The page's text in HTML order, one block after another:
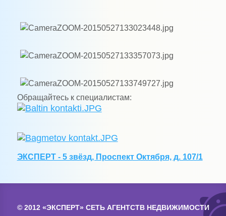
Обращайтесь к специалистам:
ЭКСПЕРТ - 5 звёзд, Проспект Октября, д. 107/1
© 2012 «ЭКСПЕРТ» СЕТЬ АГЕНТСТВ НЕДВИЖИМОСТИ